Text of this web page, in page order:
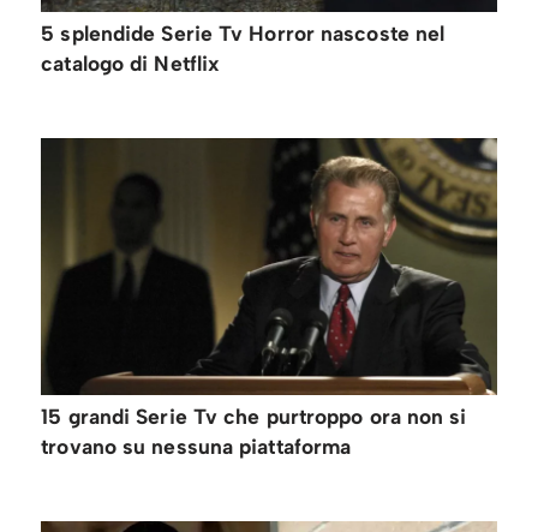
5 splendide Serie Tv Horror nascoste nel
catalogo di Netflix
15 grandi Serie Tv che purtroppo ora non si
trovano su nessuna piattaforma